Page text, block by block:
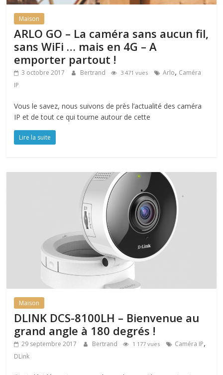
Maison
ARLO GO – La caméra sans aucun fil,
sans WiFi … mais en 4G – A
emporter partout !
3 octobre 2017 Bertrand 3 471 vues Arlo, Caméra
IP
Vous le savez, nous suivons de près l’actualité des caméra
IP et de tout ce qui tourne autour de cette
Lire la suite
Maison
DLINK DCS-8100LH – Bienvenue au
grand angle à 180 degrés !
29 septembre 2017 Bertrand 1 177 vues Caméra IP,
DLink